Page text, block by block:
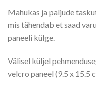
Mahukas ja paljude
mis tähendab et saad
paneeli külge.
Välisel küljel
velcro paneel (9.5 x 15.5